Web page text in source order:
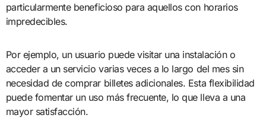
particularmente beneficioso para aquellos con horarios
impredecibles.
Por ejemplo, un usuario puede visitar una instalación o
acceder a un servicio varias veces a lo largo del mes sin
necesidad de comprar billetes adicionales. Esta flexibilidad
puede fomentar un uso más frecuente, lo que lleva a una
mayor satisfacción.